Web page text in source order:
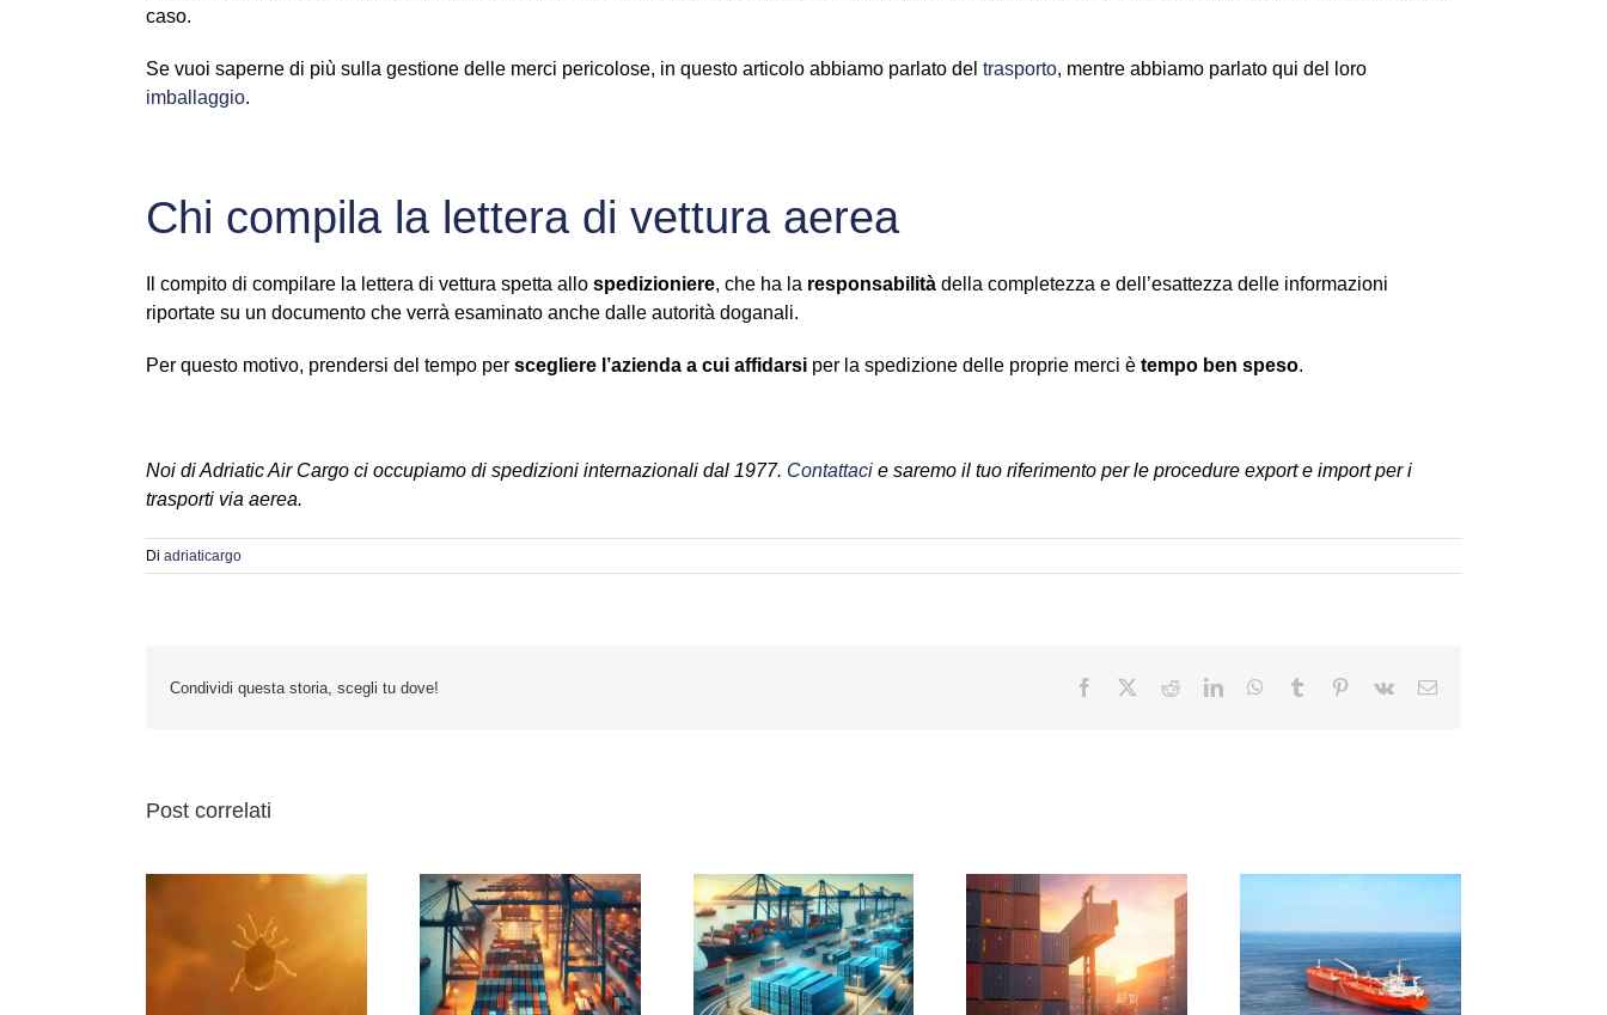
caso.
Se vuoi saperne di più sulla gestione delle merci pericolose, in questo articolo abbiamo parlato del trasporto, mentre abbiamo parlato qui del loro
imballaggio.
Chi compila la lettera di vettura aerea
Il compito di compilare la lettera di vettura spetta allo spedizioniere, che ha la responsabilità della completezza e dell’esattezza delle informazioni
riportate su un documento che verrà esaminato anche dalle autorità doganali.
Per questo motivo, prendersi del tempo per scegliere l’azienda a cui affidarsi per la spedizione delle proprie merci è tempo ben speso.
Noi di Adriatic Air Cargo ci occupiamo di spedizioni internazionali dal 1977. Contattaci e saremo il tuo riferimento per le procedure export e import per i
trasporti via aerea.
Di adriaticargo
Condividi questa storia, scegli tu dove! Facebook
TwitterRedditLinkedInWhatsApp
Tumblr Pinterest
Vk Email
Post correlati